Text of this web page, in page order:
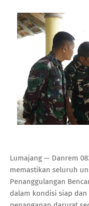
Lumajang — Danrem
memastikan seluruh
Penanggulangan
dalam kondisi siap